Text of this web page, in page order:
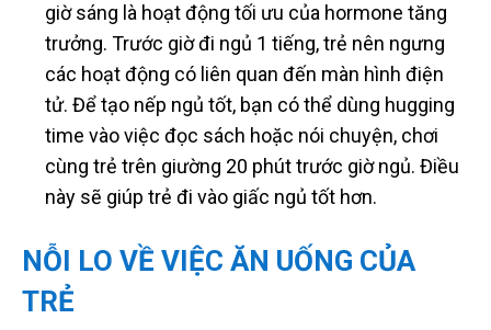
giờ sáng là hoạt động tối ưu của hormone tăng
trưởng. Trước giờ đi ngủ 1 tiếng, trẻ nên ngưng
các hoạt động có liên quan đến màn hình điện
tử. Để tạo nếp ngủ tốt, bạn có thể dùng hugging
time vào việc đọc sách hoặc nói chuyện, chơi
cùng trẻ trên giường 20 phút trước giờ ngủ. Điều
này sẽ giúp trẻ đi vào giấc ngủ tốt hơn.
NỖI LO VỀ VIỆC ĂN UỐNG CỦA
TRẺ